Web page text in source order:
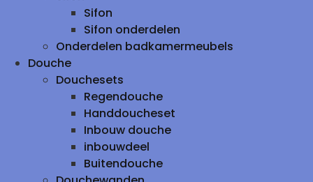
Sifon
Sifon onderdelen
Onderdelen badkamermeubels
Douche
Douchesets
Regendouche
Handdoucheset
Inbouw douche
inbouwdeel
Buitendouche